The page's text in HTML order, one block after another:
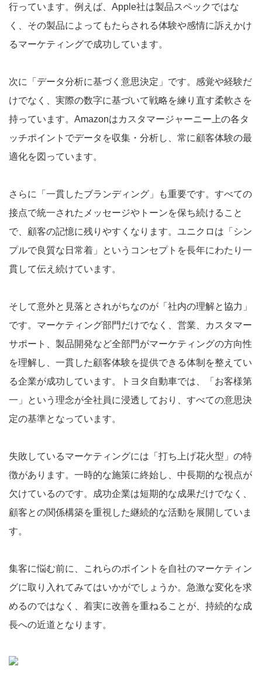
行っています。例えば、Apple社は製品スペックではな
く、その製品によってもたらされる体験や感情に訴えかけ
るマーケティングで成功しています。
次に「データ分析に基づく意思決定」です。感覚や経験だ
けでなく、実際の数字に基づいて戦略を練り直す柔軟さを
持っています。Amazonはカスタマージャーニー上の各タ
ッチポイントでデータを収集・分析し、常に顧客体験の最
適化を図っています。
さらに「一貫したブランディング」も重要です。すべての
接点で統一されたメッセージやトーンを保ち続けること
で、顧客の記憶に残りやすくなります。ユニクロは「シン
プルで良質な日常着」というコンセプトを長年にわたり一
貫して伝え続けています。
そして意外と見落とされがちなのが「社内の理解と協力」
です。マーケティング部門だけでなく、営業、カスタマー
サポート、製品開発など全部門がマーケティングの方向性
を理解し、一貫した顧客体験を提供できる体制を整えてい
る企業が成功しています。トヨタ自動車では、「お客様第
一」という理念が全社員に浸透しており、すべての意思決
定の基準となっています。
失敗しているマーケティングには「打ち上げ花火型」の特
徴があります。一時的な施策に終始し、中長期的な視点が
欠けているのです。成功企業は短期的な成果だけでなく、
顧客との関係構築を重視した継続的な活動を展開していま
す。
集客に悩む前に、これらのポイントを自社のマーケティン
グに取り入れてみてはいかがでしょうか。急激な変化を求
めるのではなく、着実に改善を重ねることが、持続的な成
長への近道となります。